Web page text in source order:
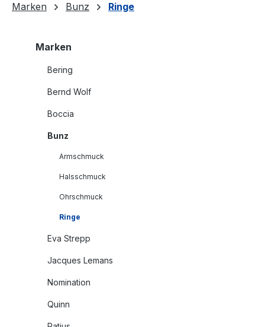
Marken Bunz Ringe
Marken
Bering
Bernd Wolf
Boccia
Bunz
Armschmuck
Halsschmuck
Ohrschmuck
Ringe
Eva Strepp
Jacques Lemans
Nomination
Quinn